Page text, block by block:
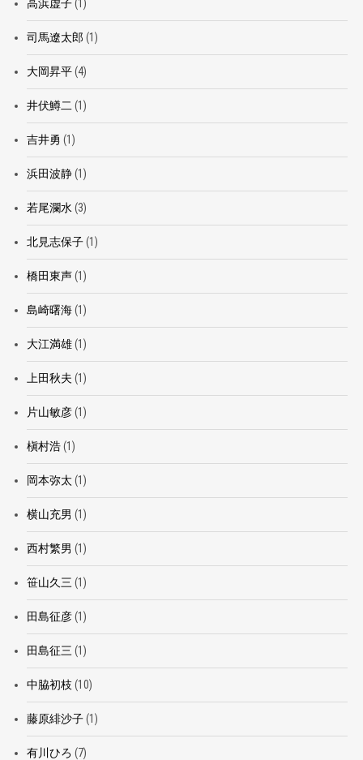
高浜虚子(1)
司馬遼太郎 (1)
大岡昇平(4)
井伏鱒二 (1)
吉井勇 (1)
浜田波静(1)
若尾瀾水 (3)
北見志保子(1)
橋田東声(1)
島崎曙海(1)
大江満雄(1)
上田秋夫 (1)
片山敏彦(1)
槇村浩(1)
岡本弥太 (1)
横山充男 (1)
西村繁男 (1)
笹山久三 (1)
田島征彦(1)
田島征三 (1)
中脇初枝 (10)
藤原緋沙子(1)
有川ひろ (7)